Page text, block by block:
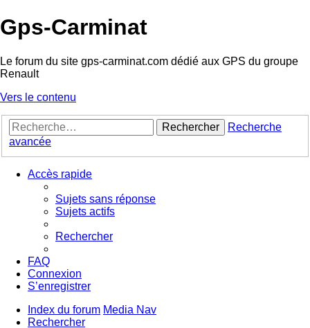
Gps-Carminat
Le forum du site gps-carminat.com dédié aux GPS du groupe
Renault
Vers le contenu
Rechercher
Recherche
avancée
Accès rapide
Sujets sans réponse
Sujets actifs
Rechercher
FAQ
Connexion
S’enregistrer
Index du forum Media Nav
Rechercher